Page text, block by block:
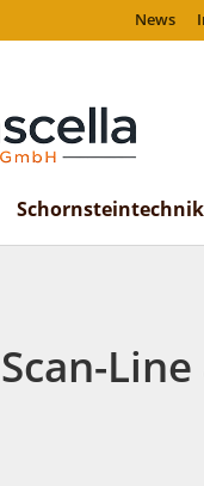
News
Schornsteintechnik
Line